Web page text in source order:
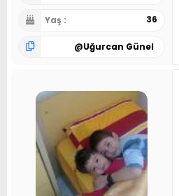
Yaş 36
@Uğurcan Günel